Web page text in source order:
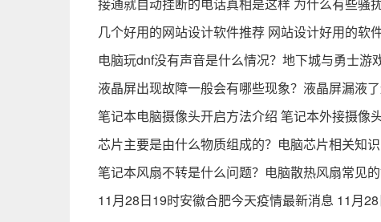
几个好用的网站设计软件推荐 网站设计好用的软
电脑玩dnf没有声音是什么情况？地下城与勇士游
液晶屏出现故障一般会有哪些现象？液晶屏漏液了
笔记本电脑摄像头开启方法介绍 笔记本外接摄像
芯片主要是由什么物质组成的？电脑芯片相关知识
笔记本风扇不转是什么问题？电脑散热风扇常见
11月28日19时安徽合肥今天疫情最新消息 11月